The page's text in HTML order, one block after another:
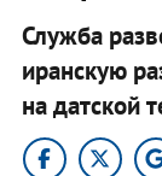
Служба
иранскую
на датской